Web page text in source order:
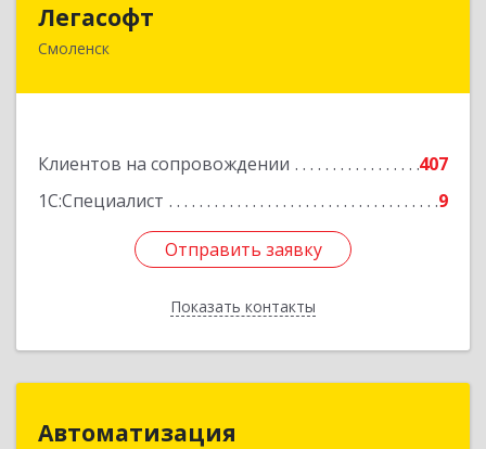
Легасофт
Смоленск
Клиентов на сопровождении
407
1С:Специалист
9
Отправить заявку
Показать контакты
214018, Смоленская обл, Смоленск г, Ново-
Отправить заявку
Назад
Автоматизация